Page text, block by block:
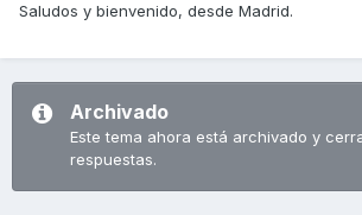
Saludos y bienvenido, desde Madrid.
Archivado
Este tema ahora está archivado y
respuestas.